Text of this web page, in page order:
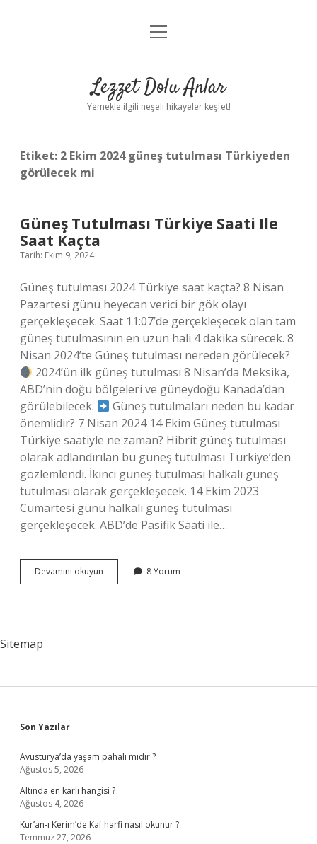
Anasayfa
Yasal Uyarı
menüyü
Lezzet Dolu Anlar
Yemekle ilgili neşeli hikayeler keşfet!
Etiket: 2 Ekim 2024 güneş tutulması Türkiyeden
görülecek mi
Güneş Tutulması Türkiye Saati Ile
Saat Kaçta
Tarih: Ekim 9, 2024
Güneş tutulması 2024 Türkiye saat kaçta? 8 Nisan
Pazartesi günü heyecan verici bir gök olayı
gerçekleşecek. Saat 11:07’de gerçekleşecek olan tam
güneş tutulmasının en uzun hali 4 dakika sürecek. 8
Nisan 2024’te Güneş tutulması nereden görülecek?
2024’ün ilk güneş tutulması 8 Nisan’da Meksika,
ABD’nin doğu bölgeleri ve güneydoğu Kanada’dan
görülebilecek.
Güneş tutulmaları neden bu kadar
önemlidir? 7 Nisan 2024 14 Ekim Güneş tutulması
Türkiye saatiyle ne zaman? Hibrit güneş tutulması
olarak adlandırılan bu güneş tutulması Türkiye’den
gözlemlendi. İkinci güneş tutulması halkalı güneş
tutulması olarak gerçekleşecek. 14 Ekim 2023
Cumartesi günü halkalı güneş tutulması
gerçekleşecek. ABD’de Pasifik Saati ile…
Devamını okuyun
Tutulması
8 Yorum
Sitemap
Sidebar
Son Yazılar
Avusturya’da yaşam pahalı mıdır ?
Ağustos 5, 2026
Altında en karlı hangisi ?
Ağustos 4, 2026
Kur’an-ı Kerim’de Kaf harfi nasıl okunur ?
Temmuz 27, 2026